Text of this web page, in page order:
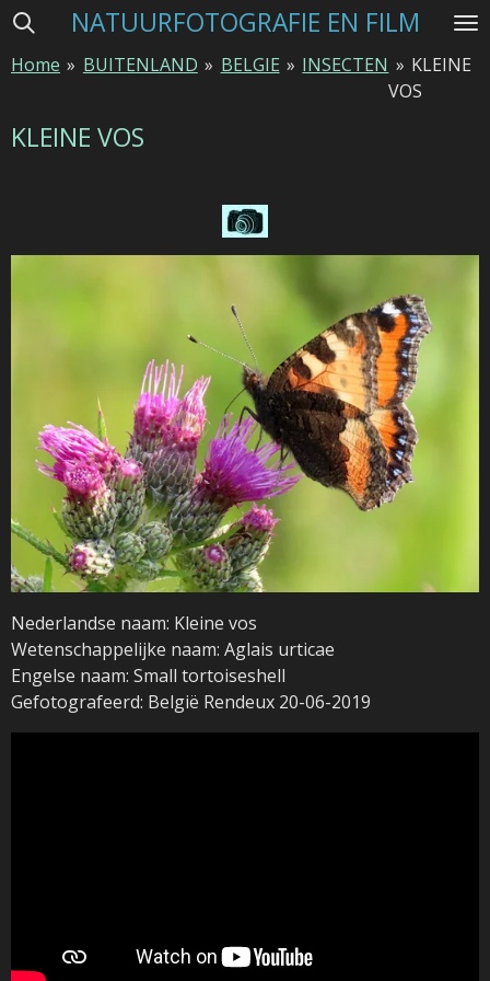
Ga
naar
hoofdinhoud
NATUURFOTOGRAFIE EN FILM
Home » BUITENLAND » BELGIE » INSECTEN » KLEINE
VOS
KLEINE VOS
Nederlandse naam: Kleine vos
Wetenschappelijke naam: Aglais urticae
Engelse naam: Small tortoiseshell
Gefotografeerd: België Rendeux 20-06-2019